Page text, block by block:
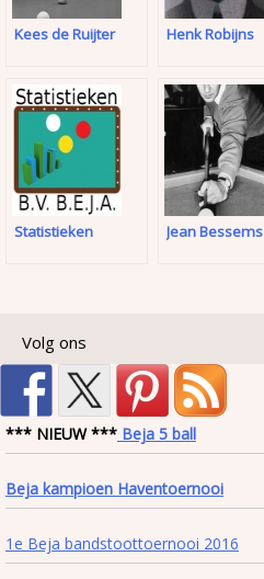
Kees de Ruijter Henk Robijns
Statistieken Jean Bessems
Volg ons
*** NIEUW *** Beja 5 ball
Beja kampioen Haventoernooi
1e Beja bandstoottoernooi 2016